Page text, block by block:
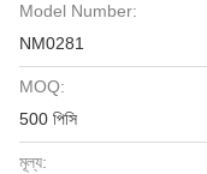
Model Number:
NM0281
MOQ:
500 পিসি
মূল্য: